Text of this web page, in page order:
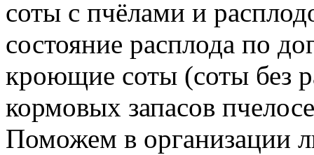
соты с пчёлами и
состояние расплода по
кроющие соты (соты без
кормовых запасов
Поможем в организации